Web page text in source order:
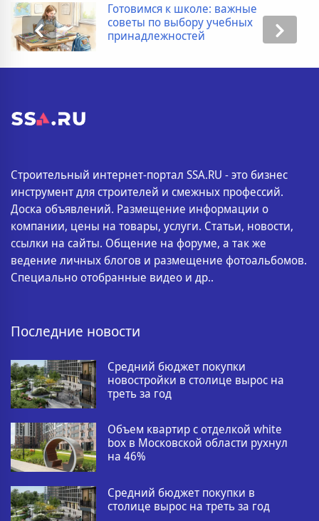
Готовимся к школе: важные
советы по выбору учебных
принадлежностей
Строительный интернет-портал SSA.RU - это бизнес
инструмент для строителей и смежных профессий.
Доска объявлений. Размещение информации о
компании, цены на товары, услуги. Статьи, новости,
ссылки на сайты. Общение на форуме, а так же
ведение личных блогов и размещение фотоальбомов.
Специально отобранные видео и др..
Последние новости
Средний бюджет покупки
новостройки в столице вырос на
треть за год
Объем квартир с отделкой white
box в Московской области рухнул
на 46%
Средний бюджет покупки в
столице вырос на треть за год